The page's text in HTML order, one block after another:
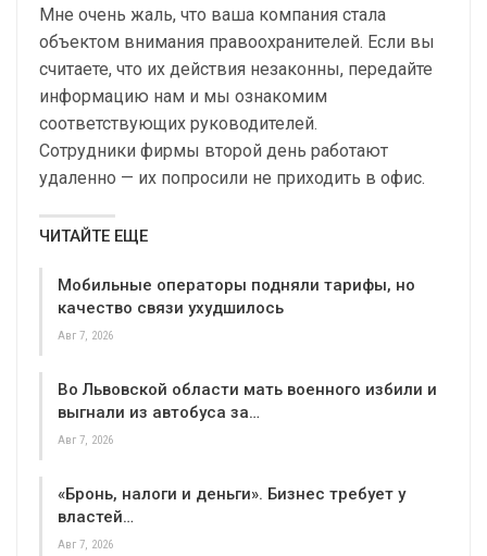
Мне очень жаль, что ваша компания стала
объектом внимания правоохранителей. Если вы
считаете, что их действия незаконны, передайте
информацию нам и мы ознакомим
соответствующих руководителей.
Сотрудники фирмы второй день работают
удаленно — их попросили не приходить в офис.
ЧИТАЙТЕ ЕЩЕ
Мобильные операторы подняли тарифы, но
качество связи ухудшилось
Авг 7, 2026
Во Львовской области мать военного избили и
выгнали из автобуса за…
Авг 7, 2026
«Бронь, налоги и деньги». Бизнес требует у
властей…
Авг 7, 2026